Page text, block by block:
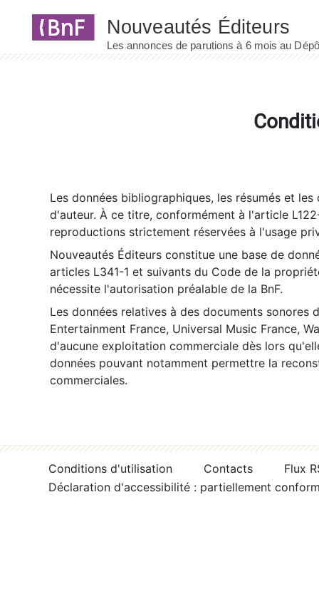
Les données bibliographiques, les résumés et
d'auteur. À ce titre, conformément à l'article
reproductions strictement réservées à l'usage
Nouveautés Éditeurs constitue une base de
articles L341-1 et suivants du Code de la
nécessite l'autorisation préalable de la BnF.
Les données relatives à des documents sonores
Entertainment France, Universal Music France,
d'aucune exploitation commerciale dès lors
données pouvant notamment permettre la
commerciales.
Conditions d'utilisation Contacts
Flux
Déclaration d'accessibilité : partiellement